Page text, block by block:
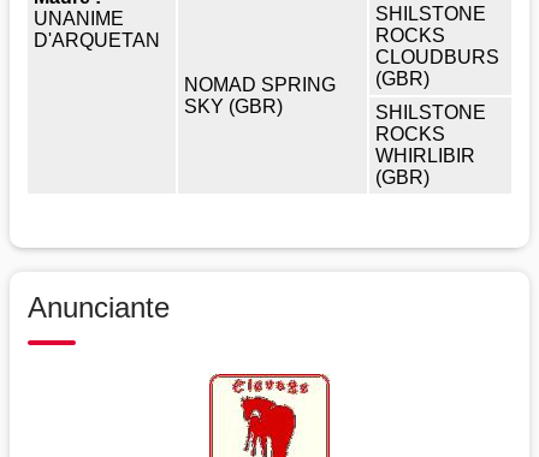
UNANIME
D'ARQUETAN
NOMAD SPRING
SKY (GBR)
SHILSTONE
ROCKS
CLOUDBURS
(GBR)
SHILSTONE
ROCKS
WHIRLIBIR
(GBR)
Anunciante